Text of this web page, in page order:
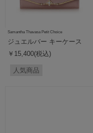
Samantha Thavasa Petit Choice
ジュエルバー キーケース
￥15,400(税込)
人気商品